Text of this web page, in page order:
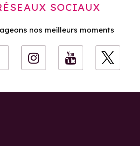
SOCIAUX
nos meilleurs moments